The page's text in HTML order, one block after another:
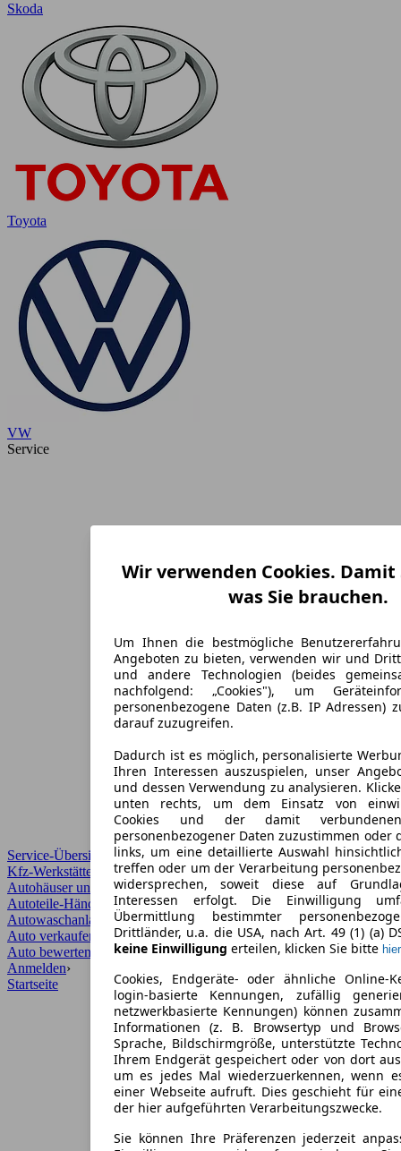
Skoda
Toyota
VW
Service
Service-Übersicht
Kfz-Werkstätten
Autohäuser und Händler
Autoteile-Händler
Autowaschanlagen
Auto verkaufen
Auto bewerten
Anmelden›
Wir verwenden Cookies.
was Sie brauchen.
Um Ihnen die bestmögliche
Angeboten zu bieten, verwenden wir und
und andere Technologien (beides
nachfolgend: „Cookies"), um
personenbezogene Daten (z.B. IP Adressen)
darauf zuzugreifen.
Dadurch ist es möglich, personalisierte
Ihren Interessen auszuspielen, unser
und dessen Verwendung zu analysieren.
unten rechts, um dem Einsatz von
Cookies und der damit
personenbezogener Daten zuzustimmen oder
links, um eine detaillierte Auswahl
treffen oder um der Verarbeitung
widersprechen, soweit diese auf
Interessen erfolgt. Die Einwilligung
Übermittlung bestimmter
Drittländer, u.a. die USA, nach Art. 49 (1) (a)
keine Einwilligung erteilen, klicken Sie bitte hier
Cookies, Endgeräte- oder ähnliche Online-
login-basierte Kennungen, zufällig
netzwerkbasierte Kennungen) können
Informationen (z. B. Browsertyp und
Sprache, Bildschirmgröße, unterstützte
Ihrem Endgerät gespeichert oder von dort
um es jedes Mal wiederzuerkennen, wenn
einer Webseite aufruft. Dies geschieht für
der hier aufgeführten Verarbeitungszwecke.
Sie können Ihre Präferenzen jederzeit
Startseite